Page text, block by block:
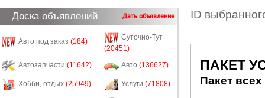
Доска объявлений Дать объявление
Авто под заказ (184)
Суточно-Тут
(20451)
Автозапчасти (11642) Авто (136627)
Хобби, отдых (25949) Услуги (71808)
ID
ПАКЕТ
Пакет